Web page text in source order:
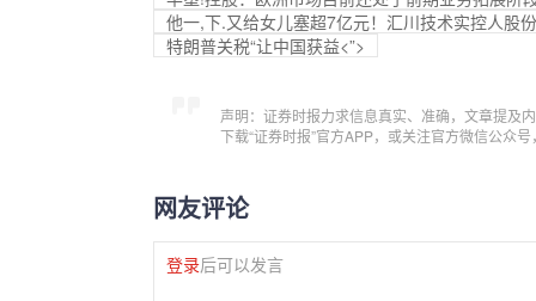
他一,下.又给女儿塞超7亿元！汇川技术实控人股
特朗普关税“让中国获益<”>
声明：证券时报力求信息真实、准确，文章提及
下载“证券时报”官方APP，或关注官方微信公众
网友评论
登录后可以发言